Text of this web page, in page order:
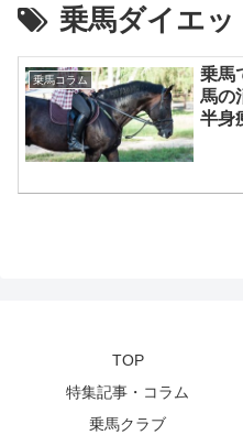
乗馬ダイエッ
乗馬コラム
乗馬
馬の
半身
TOP
特集記事・コラム
乗馬クラブ